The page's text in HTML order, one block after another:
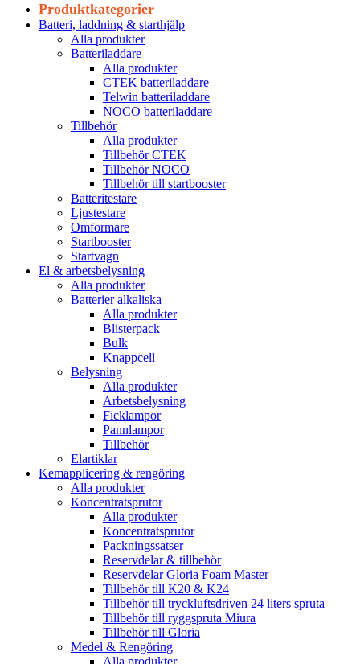
Produktkategorier
Batteri, laddning & starthjälp
Alla produkter
Batteriladdare
Alla produkter
CTEK batteriladdare
Telwin batteriladdare
NOCO batteriladdare
Tillbehör
Alla produkter
Tillbehör CTEK
Tillbehör NOCO
Tillbehör till startbooster
Batteritestare
Ljustestare
Omformare
Startbooster
Startvagn
El & arbetsbelysning
Alla produkter
Batterier alkaliska
Alla produkter
Blisterpack
Bulk
Knappcell
Belysning
Alla produkter
Arbetsbelysning
Ficklampor
Pannlampor
Tillbehör
Elartiklar
Kemapplicering & rengöring
Alla produkter
Koncentratsprutor
Alla produkter
Koncentratsprutor
Packningssatser
Reservdelar & tillbehör
Reservdelar Gloria Foam Master
Tillbehör till K20 & K24
Tillbehör till tryckluftsdriven 24 liters spruta
Tillbehör till ryggspruta Miura
Tillbehör till Gloria
Medel & Rengöring
Alla produkter